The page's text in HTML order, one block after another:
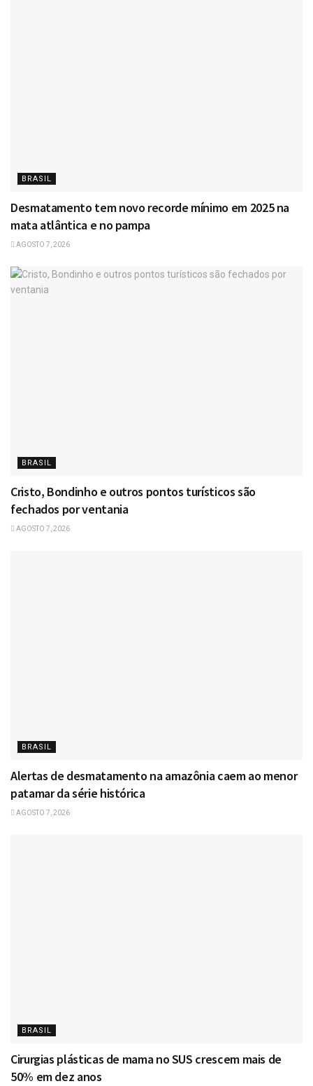
BRASIL
Desmatamento tem novo recorde mínimo em 2025 na
mata atlântica e no pampa
AGOSTO 7, 2026
BRASIL
Cristo, Bondinho e outros pontos turísticos são
fechados por ventania
AGOSTO 7, 2026
BRASIL
Alertas de desmatamento na amazônia caem ao menor
patamar da série histórica
AGOSTO 7, 2026
BRASIL
Cirurgias plásticas de mama no SUS crescem mais de
50% em dez anos